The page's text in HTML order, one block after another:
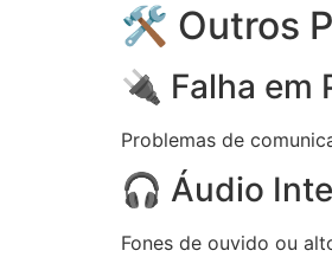
🛠️ Outros
🔌 Falha em
Problemas de
🎧 Áudio
Fones de ouvido ou